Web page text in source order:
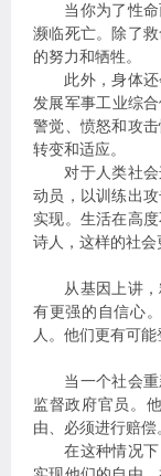
当你为了性命
濒临死亡。除了
的努力和牺牲。
此外，身体还
发展军事工业综
警觉、愤怒和攻
转变和适应。
对于人类社会
动员，以训练出
实现。生活在高
诗人，这样的社会
从基因上讲，
有更强的自信心
人。他们更有可
当一个社会重
监督政府官员。
由、必须进行赔偿
在这种情况下